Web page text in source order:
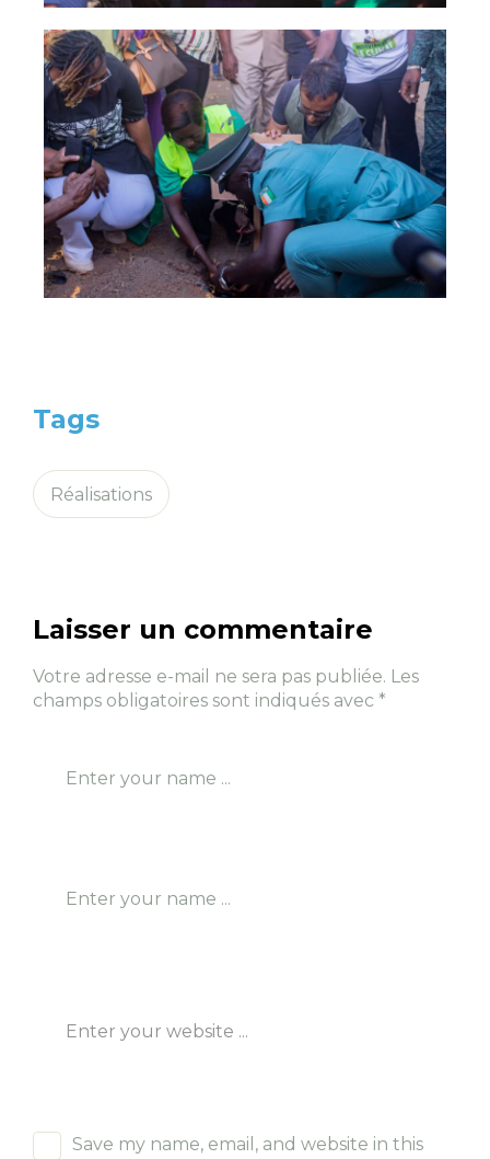
Tags
Réalisations
Laisser un commentaire
Votre adresse e-mail ne sera pas publiée. Les
champs obligatoires sont indiqués avec *
Save my name, email, and website in this